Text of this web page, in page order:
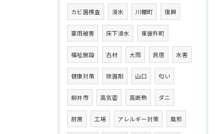
カビ菌検査 浸水 川棚町 復興
豪雨被害 床下浸水 東彼杵町
福祉施設 古材 大雨 民宿 水害
健康対策 除菌剤 山口 匂い
柳井市 高気密 高断熱 ダニ
厨房 工場 アレルギー対策 風邪